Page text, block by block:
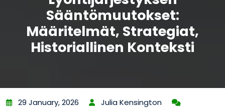
Sääntömuutokset:
Määritelmät, Strategiat,
Historiallinen Konteksti
29 January, 2026
Julia Kensington